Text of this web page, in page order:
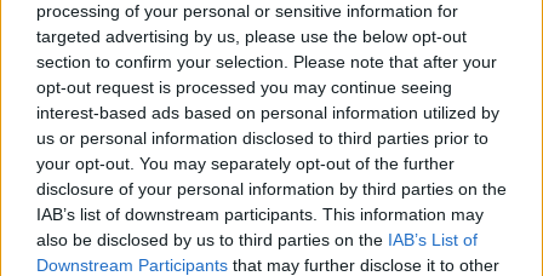
processing of your personal or sensitive information for
targeted advertising by us, please use the below opt-out
section to confirm your selection. Please note that after your
opt-out request is processed you may continue seeing
interest-based ads based on personal information utilized by
us or personal information disclosed to third parties prior to
your opt-out. You may separately opt-out of the further
disclosure of your personal information by third parties on the
IAB’s list of downstream participants. This information may
also be disclosed by us to third parties on the IAB’s List of
Downstream Participants that may further disclose it to other
éves amerikai kincstárjegy hozamának a drasztikus esése
(október 15-én napon belül 35 bázispontot zuhant).
Összességében év elejétől az amerikai államkötvények már
több mint 6 százalékos nominális hozamot hozhattak...
KEDVES OLVASÓNK!
A keresett cikk a portfolio.hu hírarchívumához
tartozik, melynek olvasása előfizetéses